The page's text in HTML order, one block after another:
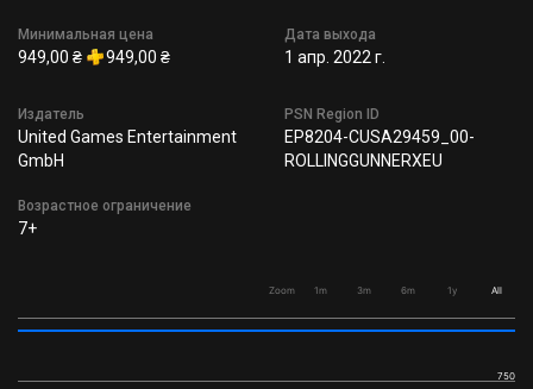
Минимальная цена
949,00 ₴ 949,00 ₴
Дата выхода
1 апр. 2022 г.
Издатель
United Games Entertainment
GmbH
Возрастное ограничение
7+
PSN Region ID
EP8204-CUSA29459_00-
ROLLINGGUNNERXEU
Zoom 1m 3m 6m 1y All
750